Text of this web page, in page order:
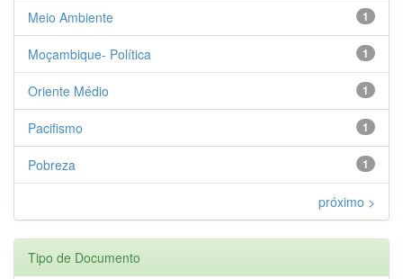
1
Meio Ambiente
1
Moçambique- Política
1
Oriente Médio
1
Pacifismo
1
Pobreza
próximo >
Tipo de Documento